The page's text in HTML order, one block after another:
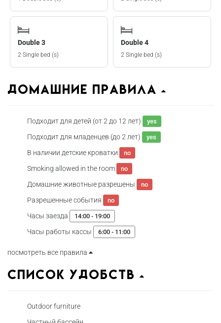
Double 3
2 Single bed (s)
Double 4
2 Single bed (s)
домашние правила
Подходит для детей (от 2 до 12 лет) yes
Подходит для младенцев (до 2 лет) yes
В наличии детские кроватки no
Smoking allowed in the room no
Домашние животные разрешены no
Разрешенные события no
Часы заезда 14:00 - 19:00
Часы работы кассы 6:00 - 11:00
посмотреть все правила
Список удобств
Outdoor furniture